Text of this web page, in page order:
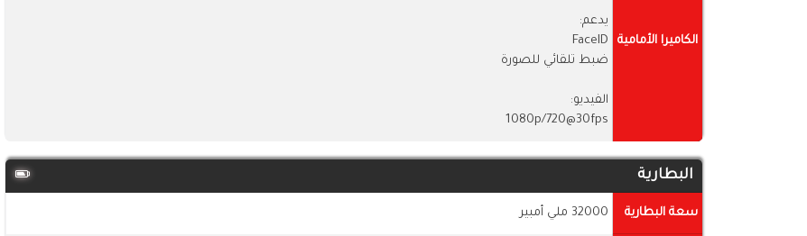
الكاميرا الأمامية
يدعم:
FaceID
ضبط تلقائي للصورة
الفيديو:
1080p/720@30fps
البطارية
سعة البطارية 32000 ملي أمبير